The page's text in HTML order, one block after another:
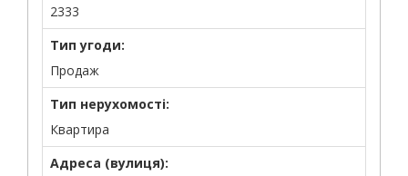
2333
Тип угоди:
Продаж
Тип нерухомості:
Квартира
Адреса (вулиця):